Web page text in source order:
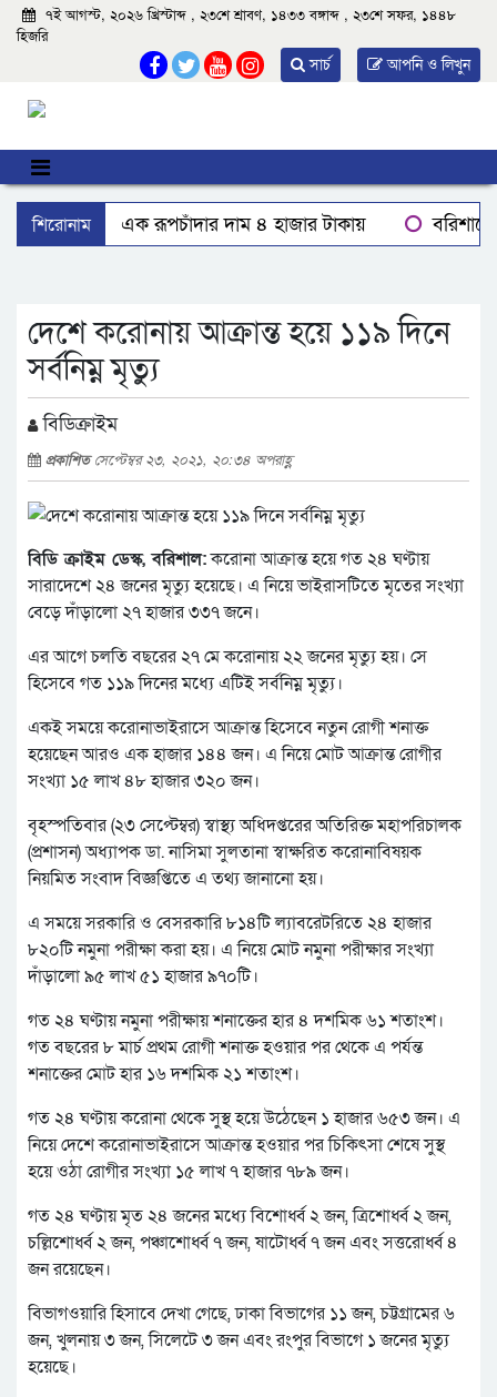
৭ই আগস্ট, ২০২৬ খ্রিস্টাব্দ , ২৩শে শ্রাবণ, ১৪৩৩ বঙ্গাব্দ , ২৩শে সফর, ১৪৪৮
হিজরি
আপনি ও লিখুন
সার্চ
শিরোনাম
বঙ্গোপসাগরের এক রূপচাঁদার দাম ৪ হাজার টাকায়
দেশে করোনায় আক্রান্ত হয়ে ১১৯ দিনে
সর্বনিম্ন মৃত্যু
বিডিক্রাইম
প্রকাশিতসেপ্টেম্বর ২৩, ২০২১, ২০:৩৪ অপরাহ্ণ
বিডি ক্রাইম ডেস্ক, বরিশাল:করোনা আক্রান্ত হয়ে গত ২৪ ঘণ্টায়
সারাদেশে ২৪ জনের মৃত্যু হয়েছে। এ নিয়ে ভাইরাসটিতে মৃতের সংখ্যা
বেড়ে দাঁড়ালো ২৭ হাজার ৩৩৭ জনে।
এর আগে চলতি বছরের ২৭ মে করোনায় ২২ জনের মৃত্যু হয়। সে
হিসেবে গত ১১৯ দিনের মধ্যে এটিই সর্বনিম্ন মৃত্যু।
একই সময়ে করোনাভাইরাসে আক্রান্ত হিসেবে নতুন রোগী শনাক্ত
হয়েছেন আরও এক হাজার ১৪৪ জন। এ নিয়ে মোট আক্রান্ত রোগীর
সংখ্যা ১৫ লাখ ৪৮ হাজার ৩২০ জন।
বৃহস্পতিবার (২৩ সেপ্টেম্বর) স্বাস্থ্য অধিদপ্তরের অতিরিক্ত মহাপরিচালক
(প্রশাসন) অধ্যাপক ডা. নাসিমা সুলতানা স্বাক্ষরিত করোনাবিষয়ক
নিয়মিত সংবাদ বিজ্ঞপ্তিতে এ তথ্য জানানো হয়।
এ সময়ে সরকারি ও বেসরকারি ৮১৪টি ল্যাবরেটরিতে ২৪ হাজার
৮২০টি নমুনা পরীক্ষা করা হয়। এ নিয়ে মোট নমুনা পরীক্ষার সংখ্যা
দাঁড়ালো ৯৫ লাখ ৫১ হাজার ৯৭০টি।
গত ২৪ ঘণ্টায় নমুনা পরীক্ষায় শনাক্তের হার ৪ দশমিক ৬১ শতাংশ।
গত বছরের ৮ মার্চ প্রথম রোগী শনাক্ত হওয়ার পর থেকে এ পর্যন্ত
শনাক্তের মোট হার ১৬ দশমিক ২১ শতাংশ।
গত ২৪ ঘণ্টায় করোনা থেকে সুস্থ হয়ে উঠেছেন ১ হাজার ৬৫৩ জন। এ
নিয়ে দেশে করোনাভাইরাসে আক্রান্ত হওয়ার পর চিকিৎসা শেষে সুস্থ
হয়ে ওঠা রোগীর সংখ্যা ১৫ লাখ ৭ হাজার ৭৮৯ জন।
গত ২৪ ঘণ্টায় মৃত ২৪ জনের মধ্যে বিশোর্ধ্ব ২ জন, ত্রিশোর্ধ্ব ২ জন,
চল্লিশোর্ধ্ব ২ জন, পঞ্চাশোর্ধ্ব ৭ জন, ষাটোর্ধ্ব ৭ জন এবং সত্তরোর্ধ্ব ৪
জন রয়েছেন।
বিভাগওয়ারি হিসাবে দেখা গেছে, ঢাকা বিভাগের ১১ জন, চট্টগ্রামের ৬
জন, খুলনায় ৩ জন, সিলেটে ৩ জন এবং রংপুর বিভাগে ১ জনের মৃত্যু
হয়েছে।